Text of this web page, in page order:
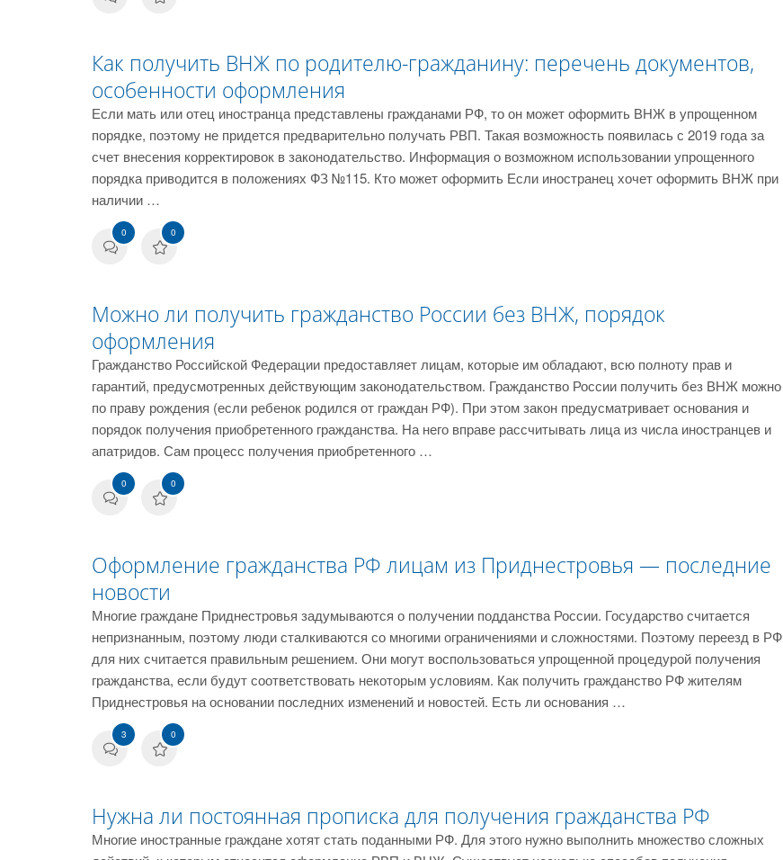
Как получить ВНЖ по родителю-гражданину: перечень документов,
особенности оформления
Если мать или отец иностранца представлены гражданами РФ, то он может оформить ВНЖ в упрощенном
порядке, поэтому не придется предварительно получать РВП. Такая возможность появилась с 2019 года за
счет внесения корректировок в законодательство. Информация о возможном использовании упрощенного
порядка приводится в положениях ФЗ №115. Кто может оформить Если иностранец хочет оформить ВНЖ при
наличии …
0 0
Можно ли получить гражданство России без ВНЖ, порядок
оформления
Гражданство Российской Федерации предоставляет лицам, которые им обладают, всю полноту прав и
гарантий, предусмотренных действующим законодательством. Гражданство России получить без ВНЖ можно
по праву рождения (если ребенок родился от граждан РФ). При этом закон предусматривает основания и
порядок получения приобретенного гражданства. На него вправе рассчитывать лица из числа иностранцев и
апатридов. Сам процесс получения приобретенного …
0 0
Оформление гражданства РФ лицам из Приднестровья — последние
новости
Многие граждане Приднестровья задумываются о получении подданства России. Государство считается
непризнанным, поэтому люди сталкиваются со многими ограничениями и сложностями. Поэтому переезд в РФ
для них считается правильным решением. Они могут воспользоваться упрощенной процедурой получения
гражданства, если будут соответствовать некоторым условиям. Как получить гражданство РФ жителям
Приднестровья на основании последних изменений и новостей. Есть ли основания …
3 0
Нужна ли постоянная прописка для получения гражданства РФ
Многие иностранные граждане хотят стать поданными РФ. Для этого нужно выполнить множество сложных